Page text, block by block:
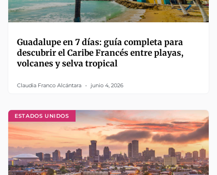
Guadalupe en 7 días: guía completa para
descubrir el Caribe Francés entre playas,
volcanes y selva tropical
Claudia Franco Alcántara junio 4, 2026
ESTADOS UNIDOS